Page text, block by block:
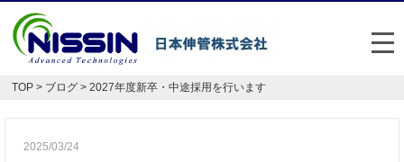
メ
日本伸管の強み
TOP > ブログ > 2027年度新卒・中途採用を行います
2025/03/24